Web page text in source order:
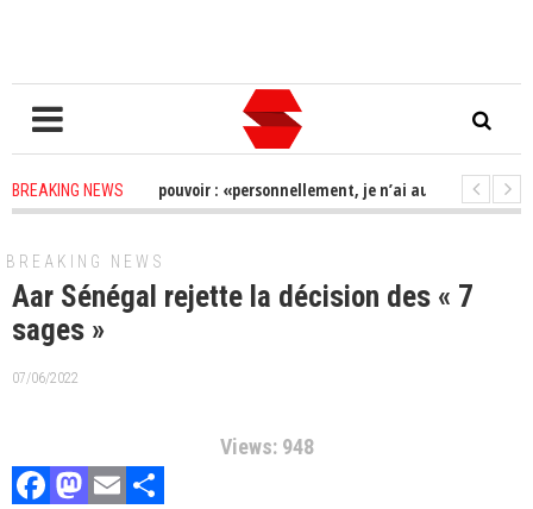
BREAKING NEWS
après la perte du pouvoir : «personnellement, je n’ai aucun soucis à me
BREAKING NEWS
Aar Sénégal rejette la décision des « 7
sages »
07/06/2022
Views: 948
Facebook
Mastodon
Email